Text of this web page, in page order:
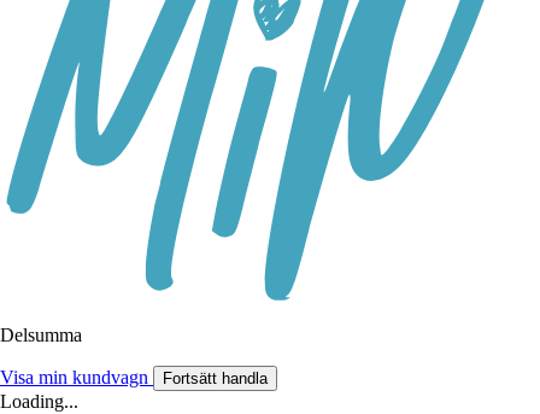
Delsumma
Visa min kundvagn Fortsätt handla
Loading...